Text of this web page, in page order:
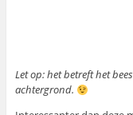
Let op: het betreft het
achtergrond.